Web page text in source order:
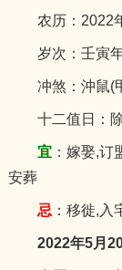
农历：2022年
岁次：壬寅年
冲煞：沖鼠(
十二值日：除
宜：嫁娶,订
安葬
忌 ：移徙,入
2022年5月